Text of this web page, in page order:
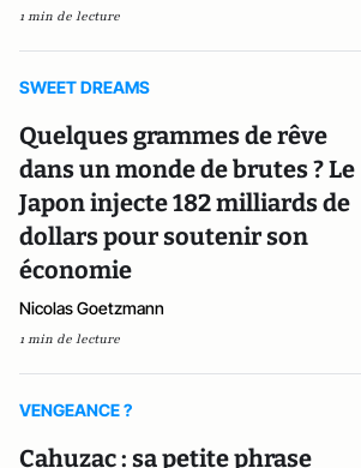
1 min de lecture
SWEET DREAMS
Quelques grammes de rêve
dans un monde de brutes ? Le
Japon injecte 182 milliards de
dollars pour soutenir son
économie
Nicolas Goetzmann
1 min de lecture
VENGEANCE ?
Cahuzac : sa petite phrase